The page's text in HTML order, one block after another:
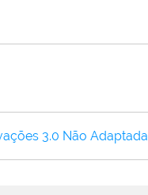
3.0 Não Adaptada